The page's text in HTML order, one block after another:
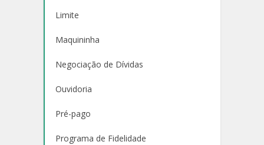
Limite
Maquininha
Negociação de Dívidas
Ouvidoria
Pré-pago
Programa de Fidelidade